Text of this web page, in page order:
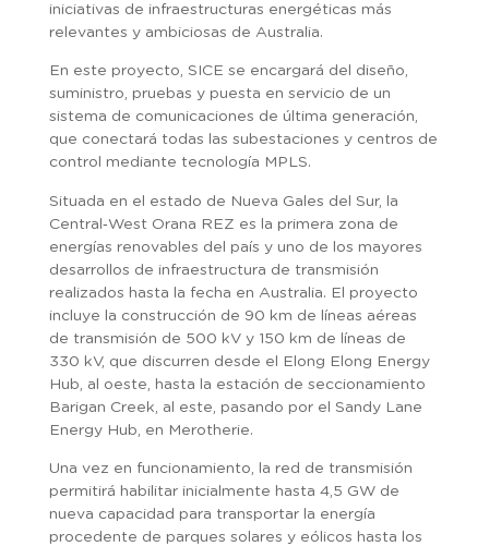
iniciativas de infraestructuras energéticas más
relevantes y ambiciosas de Australia.
En este proyecto, SICE se encargará del diseño,
suministro, pruebas y puesta en servicio de un
sistema de comunicaciones de última generación,
que conectará todas las subestaciones y centros de
control mediante tecnología MPLS.
Situada en el estado de Nueva Gales del Sur, la
Central‑West Orana REZ es la primera zona de
energías renovables del país y uno de los mayores
desarrollos de infraestructura de transmisión
realizados hasta la fecha en Australia. El proyecto
incluye la construcción de 90 km de líneas aéreas
de transmisión de 500 kV y 150 km de líneas de
330 kV, que discurren desde el Elong Elong Energy
Hub, al oeste, hasta la estación de seccionamiento
Barigan Creek, al este, pasando por el Sandy Lane
Energy Hub, en Merotherie.
Una vez en funcionamiento, la red de transmisión
permitirá habilitar inicialmente hasta 4,5 GW de
nueva capacidad para transportar la energía
procedente de parques solares y eólicos hasta los